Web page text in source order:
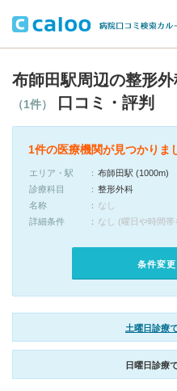
布師田駅周辺の整形
（1件） 口コミ・評判
1件の医療機関が見つかりま
エリア・駅
布師田駅 (1000m)
診療科目
整形外科
名称
なし
詳細条件
なし (曜日や時間
条件変
土曜日診療
日曜日診療